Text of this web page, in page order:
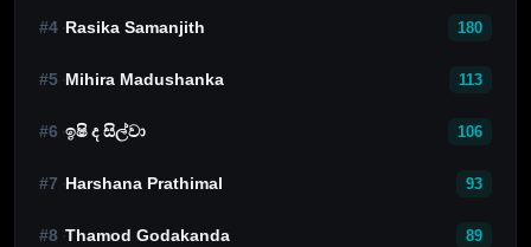
#4 Rasika Samanjith 180
#5 Mihira Madushanka 113
#6 ඉෂි ද සිල්වා 106
#7 Harshana Prathimal 93
#8 Thamod Godakanda 89